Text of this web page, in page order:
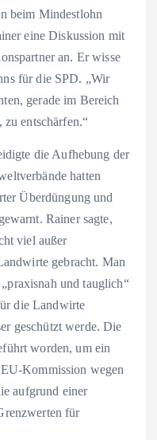
beim Mindestlohn
eine Diskussion mit
an. Er wisse
für die SPD. „Wir
gerade im Bereich
entschärfen.“
die Aufhebung der
hatten
Überdüngung und
Rainer sagte,
viel außer
gebracht. Man
und tauglich“
die Landwirte
geschützt werde. Die
worden, um ein
Kommission wegen
aufgrund einer
für